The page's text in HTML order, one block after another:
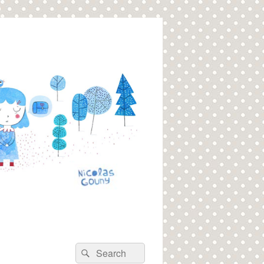
Recherche :
Rechercher